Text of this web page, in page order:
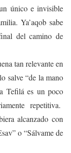
único e invisible
Ya’aqob sabe
del camino de
tan relevante en
salve “de la mano
Tefilá es un poco
repetitiva.
alcanzado con
o “Sálvame de